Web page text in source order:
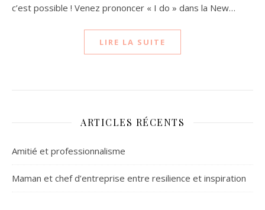
c’est possible ! Venez prononcer « I do » dans la New…
LIRE LA SUITE
ARTICLES RÉCENTS
Amitié et professionnalisme
Maman et chef d’entreprise entre resilience et inspiration